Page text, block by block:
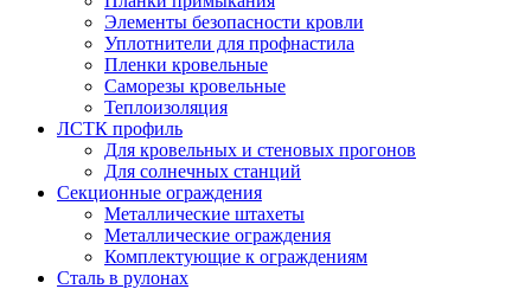
Элементы безопасности кровли
Уплотнители для профнастила
Пленки кровельные
Саморезы кровельные
Теплоизоляция
ЛСТК профиль
Для кровельных и стеновых прогонов
Для солнечных станций
Секционные ограждения
Металлические штахеты
Металлические ограждения
Комплектующие к ограждениям
Сталь в рулонах